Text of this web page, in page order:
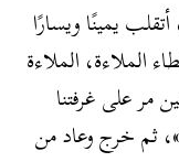
يمينًا ويسارًا
الملاءة
مر على غرفتنا
ثم خرج وعاد من